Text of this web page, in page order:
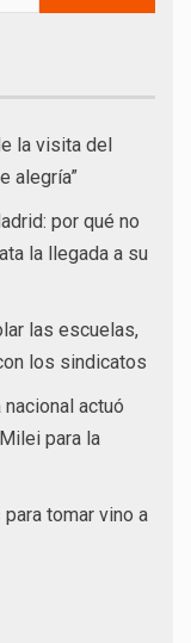
la visita del
alegría”
por qué no
la llegada a su
las escuelas,
los sindicatos
actuó
para la
tomar vino a